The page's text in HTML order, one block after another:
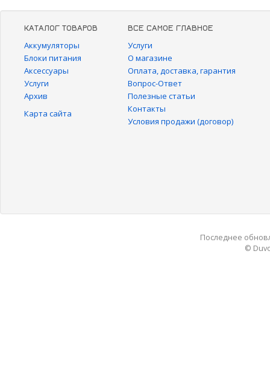
КАТАЛОГ ТОВАРОВ
Аккумуляторы
Блоки питания
Аксессуары
Услуги
Архив
Карта сайта
ВСЕ САМОЕ ГЛАВНОЕ
Услуги
О магазине
Оплата, доставка, гарантия
Вопрос-Ответ
Полезные статьи
Контакты
Условия продажи (договор)
Последнее
©